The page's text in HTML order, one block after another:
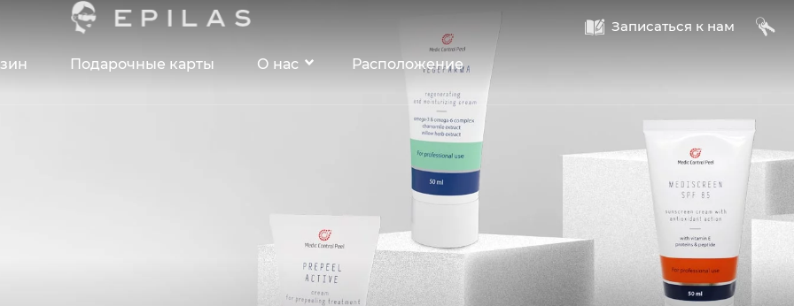
Подарочные карты О нас Расположение
A Записаться к нам B